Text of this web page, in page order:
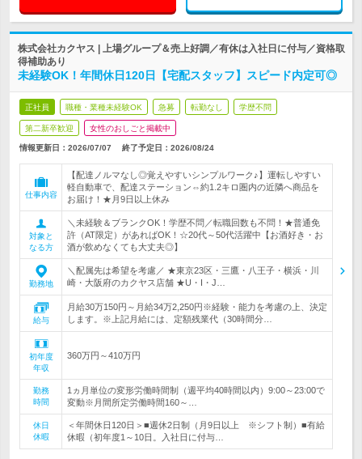
株式会社カクヤス | 上場グループ＆売上好調／有休は入社日に付与／資格取
得補助あり
未経験OK！年間休日120日【宅配スタッフ】スピード内定可◎
正社員 職種・業種未経験OK 急募 転勤なし 学歴不問
第二新卒歓迎 女性のおしごと掲載中
情報更新日：2026/07/07 終了予定日： 2026/08/24
仕事内容
【配達ノルマなし◎覚えやすいシンプルワーク♪】運転しやすい
軽自動車で、配達ステーション⇔約1.2キロ圏内の近隣へ商品を
お届け！★月9日以上休み
対象と
なる方
＼未経験＆ブランクOK！学歴不問／転職回数も不問！★普通免
許（AT限定）があればOK！☆20代～50代活躍中【お酒好き・お
酒が飲めなくても大丈夫◎】
勤務地
＼配属先は希望を考慮／ ★東京23区・三鷹・八王子・横浜・川
崎・大阪府のカクヤス店舗 ★U・I・J…
給与
月給30万150円～月給34万2,250円※経験・能力を考慮の上、決定
します。※上記月給には、定額残業代（30時間分…
初年度
年収
360万円～410万円
勤務
時間
1ヵ月単位の変形労働時間制（週平均40時間以内）9:00～23:00で
変動※月間所定労働時間160～…
休日
休暇
＜年間休日120日＞■週休2日制（月9日以上 ※シフト制）■有給
休暇（初年度1～10日。入社日に付与…